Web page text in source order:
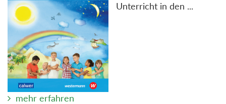
Unterricht in den ...
mehr erfahren